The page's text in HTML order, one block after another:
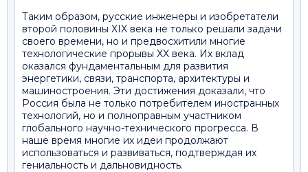
Таким образом, русские инженеры и изобретатели
второй половины XIX века не только решали задачи
своего времени, но и предвосхитили многие
технологические прорывы XX века. Их вклад
оказался фундаментальным для развития
энергетики, связи, транспорта, архитектуры и
машиностроения. Эти достижения доказали, что
Россия была не только потребителем иностранных
технологий, но и полноправным участником
глобального научно-технического прогресса. В
наше время многие их идеи продолжают
использоваться и развиваться, подтверждая их
гениальность и дальновидность.